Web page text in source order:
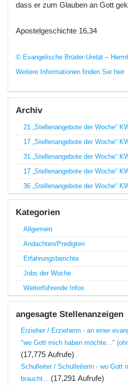
dass er zum Glauben an Gott
Apostelgeschichte 16,34
© Evangelische Brüder-Unität –
Weitere Informationen finden Sie hier
Archiv
21 „Stellenangebote der Woche“
17 „Stellenangebote der Woche“
31 „Stellenangebote der Woche“
17 „Stellenangebote der Woche“
36 „Stellenangebote der Woche“
Kategorien
Allgemein
Andachten/Predigten
Erfahrungsberichte
Jobs der Woche
Weiterführende Infos
angesagte Stellenanzeigen
Erzieher / Erzieherin - an einer
"wo Gott mich haben möchte..."
(17,775 Aufrufe)
Schulleiter / Schulleiterin - wo Gott
braucht...
(17,291 Aufrufe)